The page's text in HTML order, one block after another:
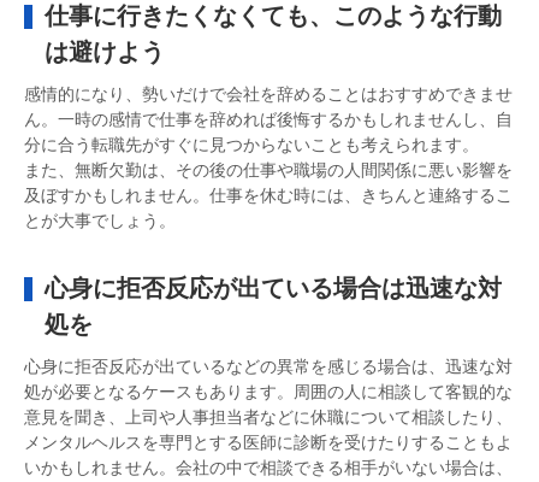
仕事に行きたくなくても、このような行動
は避けよう
感情的になり、勢いだけで会社を辞めることはおすすめできませ
ん。一時の感情で仕事を辞めれば後悔するかもしれませんし、自
分に合う転職先がすぐに見つからないことも考えられます。
また、無断欠勤は、その後の仕事や職場の人間関係に悪い影響を
及ぼすかもしれません。仕事を休む時には、きちんと連絡するこ
とが大事でしょう。
心身に拒否反応が出ている場合は迅速な対
処を
心身に拒否反応が出ているなどの異常を感じる場合は、迅速な対
処が必要となるケースもあります。周囲の人に相談して客観的な
意見を聞き、上司や人事担当者などに休職について相談したり、
メンタルヘルスを専門とする医師に診断を受けたりすることもよ
いかもしれません。会社の中で相談できる相手がいない場合は、